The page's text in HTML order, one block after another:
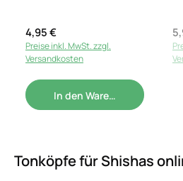
Regulärer Preis:
4,95 €
Preise inkl. MwSt. zzgl.
Versandkosten
In den Warenkorb
Tonköpfe für Shishas